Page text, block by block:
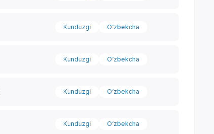
Kunduzgi O‘zbekcha
Kunduzgi O‘zbekcha
Kunduzgi O‘zbekcha
Kunduzgi O‘zbekcha